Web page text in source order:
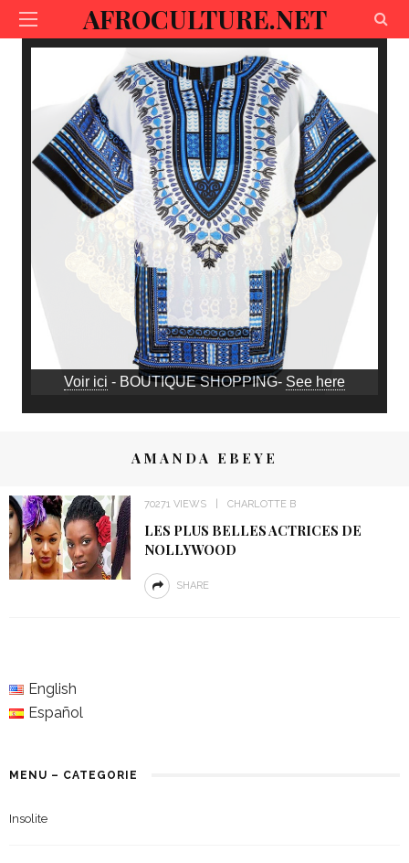
AFROCULTURE.NET
Voir ici - BOUTIQUE SHOPPING- See here
AMANDA EBEYE
70271 VIEWS CHARLOTTE B
LES PLUS BELLES ACTRICES DE
NOLLYWOOD
SHARE
English
Español
MENU – CATEGORIE
Insolite